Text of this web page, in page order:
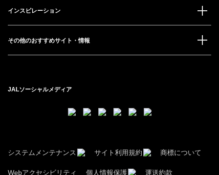
インスピレーション
その他のおすすめサイト・情報
JALソーシャルメディア
システムメンテナンス サイト利用規約 商標について
Webアクセシビリティ 個人情報保護 運送約款